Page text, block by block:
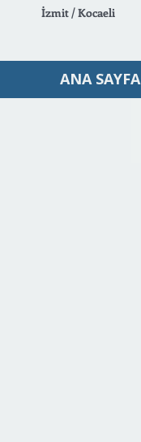
İzmit / Kocaeli
ANA SAYFA